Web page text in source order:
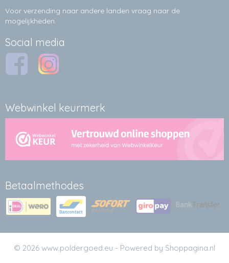
Voor verzending naar andere landen vraag naar de
mogelijkheden.
Social media
Webwinkel keurmerk
Betaalmethodes
© 2026 www.poldergoed.eu - Powered by Shoppagina.nl